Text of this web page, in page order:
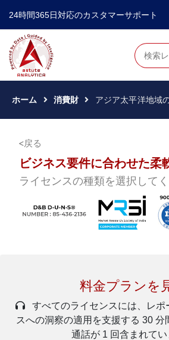
24時間365日対応のカスタマーサポート
ホーム 消費財 アジア太平洋地域
戻る
ビジネス要件に合わせた柔
ライセンスの種類を選択して
料金プランを
すべてのライセンスには、レポ
スへの洞察の適用を支援する 30 分
通話が 1 回含まれてい